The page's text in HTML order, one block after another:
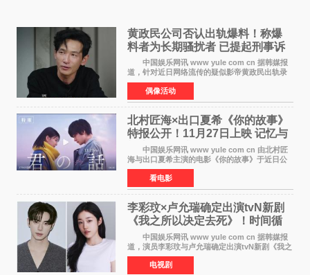
黄政民公司否认出轨爆料！称爆
料者为长期骚扰者 已提起刑事诉
中国娱乐网讯 www yule com cn 据韩媒报
道，针对近日网络流传的疑似影帝黄政民出轨录
音及短信爆料，黄政民所属经纪公司于今日正式
发表声明，明确否认相关传闻。 公司表示，
爆料者是一名长
偶像活动
北村匠海×出口夏希《你的故事》
特报公开！11月27日上映 记忆与
初恋的奇幻交织
中国娱乐网讯 www yule com cn 由北村匠
海与出口夏希主演的电影《你的故事》于近日公
开特报影像，正式定档11月27日上映。 本片
改编自三秋缒同名小说，编剧由曾执笔《孤独摇
滚！》的吉田惠
看电影
李彩玟×卢允瑞确定出演tvN新剧
《我之所以决定去死》！时间循
环青春爱情来袭
中国娱乐网讯 www yule com cn 据韩媒报
道，演员李彩玟与卢允瑞确定出演tvN新剧《我之
所以决定去死》，分别担任男女主角。该剧预计
将于明年播出，引发观众期待。 本剧改编自
电视剧